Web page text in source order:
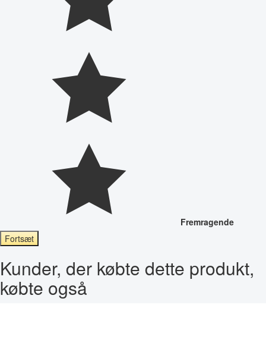
Fremragende
Fortsæt
Kunder, der købte dette produkt,
købte også